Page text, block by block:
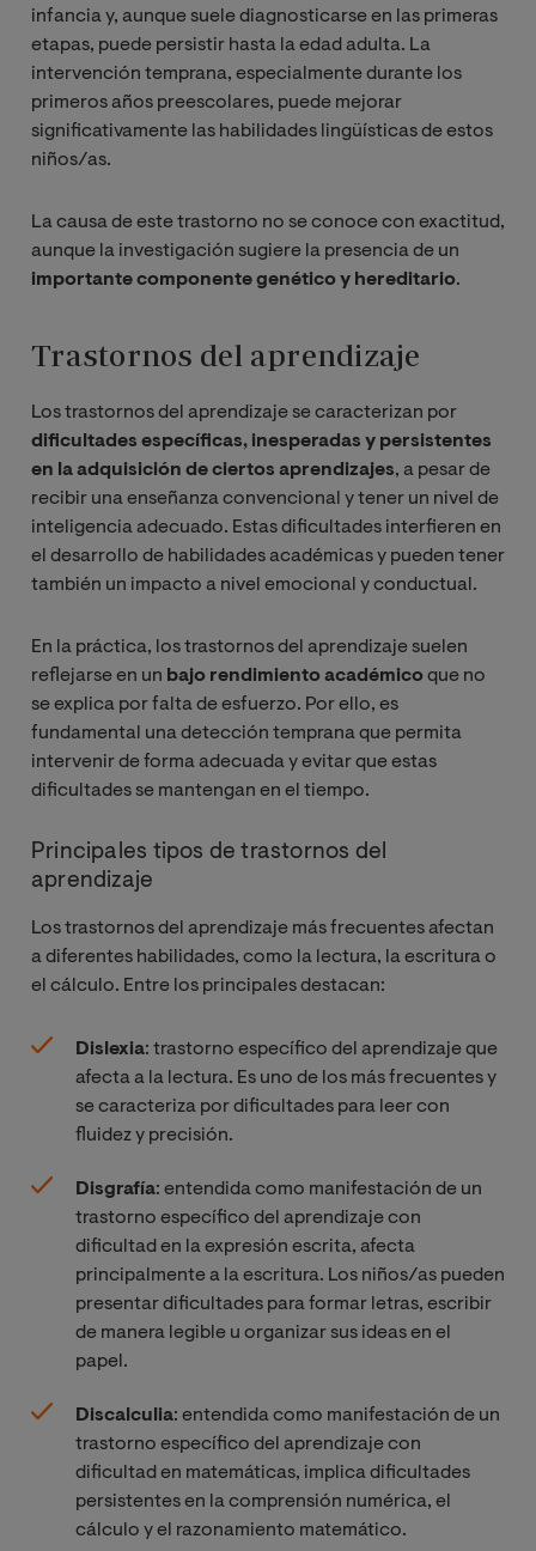
infancia y, aunque suele diagnosticarse en las primeras
etapas, puede persistir hasta la edad adulta. La
intervención temprana, especialmente durante los
primeros años preescolares, puede mejorar
significativamente las habilidades lingüísticas de estos
niños/as.
La causa de este trastorno no se conoce con exactitud,
aunque la investigación sugiere la presencia de un
importante componente genético y hereditario.
Trastornos del aprendizaje
Los trastornos del aprendizaje se caracterizan por
dificultades específicas, inesperadas y persistentes
en la adquisición de ciertos aprendizajes, a pesar de
recibir una enseñanza convencional y tener un nivel de
inteligencia adecuado. Estas dificultades interfieren en
el desarrollo de habilidades académicas y pueden tener
también un impacto a nivel emocional y conductual.
En la práctica, los trastornos del aprendizaje suelen
reflejarse en un bajo rendimiento académicoque no
se explica por falta de esfuerzo. Por ello, es
fundamental una detección temprana que permita
intervenir de forma adecuada y evitar que estas
dificultades se mantengan en el tiempo.
Principales tipos de trastornos del
aprendizaje
Los trastornos del aprendizaje más frecuentes afectan
a diferentes habilidades, como la lectura, la escritura o
el cálculo. Entre los principales destacan:
Dislexia: trastorno específico del aprendizaje que
afecta a la lectura. Es uno de los más frecuentes y
se caracteriza por dificultades para leer con
fluidez y precisión.
Disgrafía: entendida como manifestación de un
trastorno específico del aprendizaje con
dificultad en la expresión escrita, afecta
principalmente a la escritura. Los niños/as pueden
presentar dificultades para formar letras, escribir
de manera legible u organizar sus ideas en el
papel.
Discalculia: entendida como manifestación de un
trastorno específico del aprendizaje con
dificultad en matemáticas, implica dificultades
persistentes en la comprensión numérica, el
cálculo y el razonamiento matemático.